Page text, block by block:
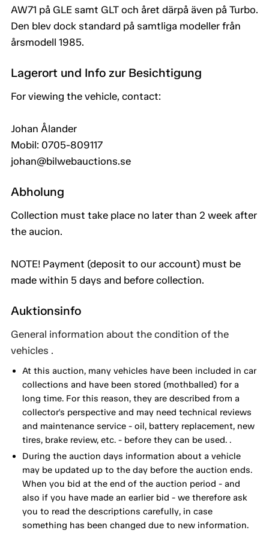
AW71 på GLE samt GLT och året därpå även på Turbo.
Den blev dock standard på samtliga modeller från
årsmodell 1985.
Lagerort und Info zur Besichtigung
For viewing the vehicle, contact:
Johan Ålander
Mobil: 0705-809117
johan@bilwebauctions.se
Abholung
Collection must take place no later than 2 week after
the aucion.
NOTE! Payment (deposit to our account) must be
made within 5 days and before collection.
Auktionsinfo
General information about the condition of the
vehicles .
At this auction, many vehicles have been included in car
collections and have been stored (mothballed) for a
long time. For this reason, they are described from a
collector's perspective and may need technical reviews
and maintenance service - oil, battery replacement, new
tires, brake review, etc. - before they can be used. .
During the auction days information about a vehicle
may be updated up to the day before the auction ends.
When you bid at the end of the auction period - and
also if you have made an earlier bid - we therefore ask
you to read the descriptions carefully, in case
something has been changed due to new information.